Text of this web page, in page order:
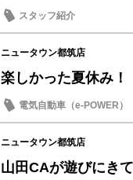
スタッフ紹介
ニュータウン都筑店
楽しかった夏休み！
電気自動車（e-POWER）
ニュータウン都筑店
山田CAが遊びにき